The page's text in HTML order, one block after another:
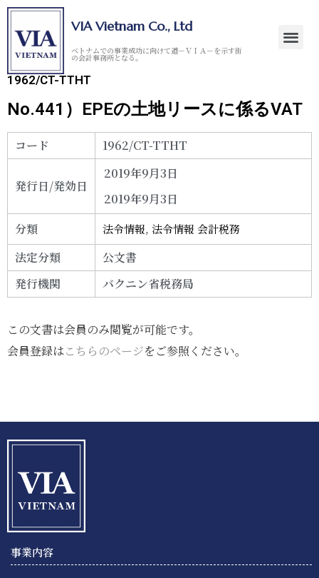
VIA Vietnam Co., Ltd
ベトナムでの事業成功に向けて道－ＶＩＡ－を示す街
の会計事務所となる。
1962/CT-TTHT
No.441）EPEの土地リースに係るVAT
コード 1962/CT-TTHT
発行日/発効日
2019年9月3日
2019年9月3日
分類
法令情報,法令情報 会計税務
法定分類
公文書
発行機関
バクニン省税務局
この文書は会員のみ閲覧が可能です。
会員登録はこちらのページをご参照ください。
事業内容